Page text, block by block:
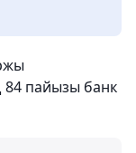
84 пайызы банк